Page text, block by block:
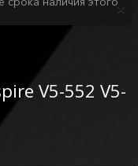
V5-552 V5-